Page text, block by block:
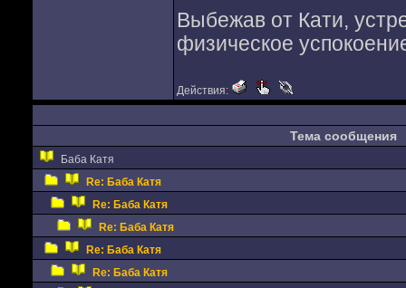
Выбежав от Кати,
физическое
Действия:
Тема сообщения
Баба Катя
Re: Баба Катя
Re: Баба Катя
Re: Баба Катя
Re: Баба Катя
Re: Баба Катя